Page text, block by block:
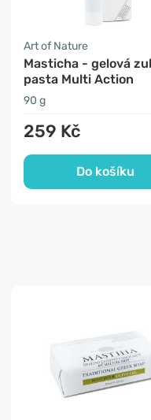
Art of Nature
Masticha - gelová
pasta Multi Action
90 g
259 Kč
Do košíku